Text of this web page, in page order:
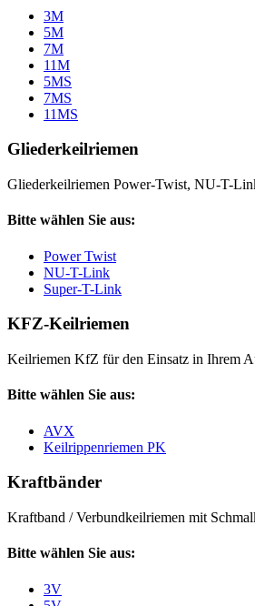
3M
5M
7M
11M
5MS
7MS
11MS
Gliederkeilriemen
Gliederkeilriemen Power-Twist, NU-T-
Bitte wählen Sie aus:
Power Twist
NU-T-Link
Super-T-Link
KFZ-Keilriemen
Keilriemen KfZ für den Einsatz in Ihrem
Bitte wählen Sie aus:
AVX
Keilrippenriemen PK
Kraftbänder
Kraftband / Verbundkeilriemen mit
Bitte wählen Sie aus:
3V